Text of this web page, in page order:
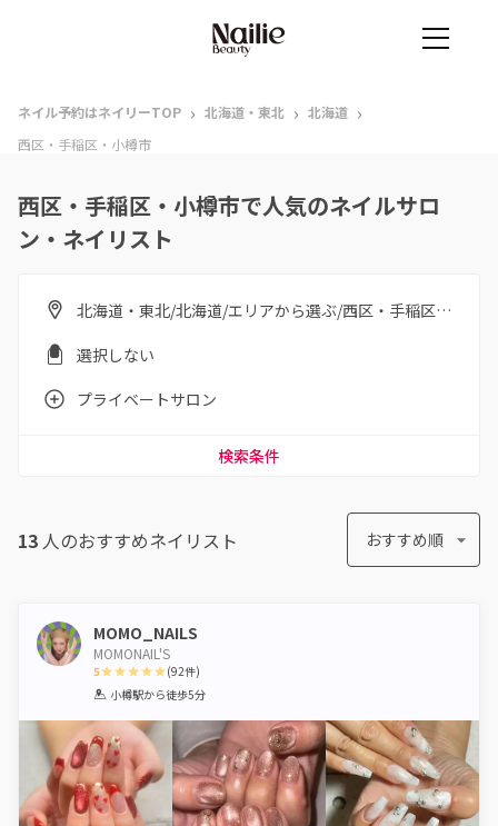
ネイル予約はネイリーTOP › 北海道・東北 › 北海道 ›
西区・手稲区・小樽市
西区・手稲区・小樽市で人気のネイルサロ
ン・ネイリスト
北海道・東北/北海道/エリアから選ぶ/西区・手稲区・小樽市
選択しない
プライベートサロン
検索条件
13 人のおすすめネイリスト おすすめ順
MOMO_NAILS
MOMONAIL'S
5
1 2 3 4 5
(92件)
小樽駅から徒歩5分